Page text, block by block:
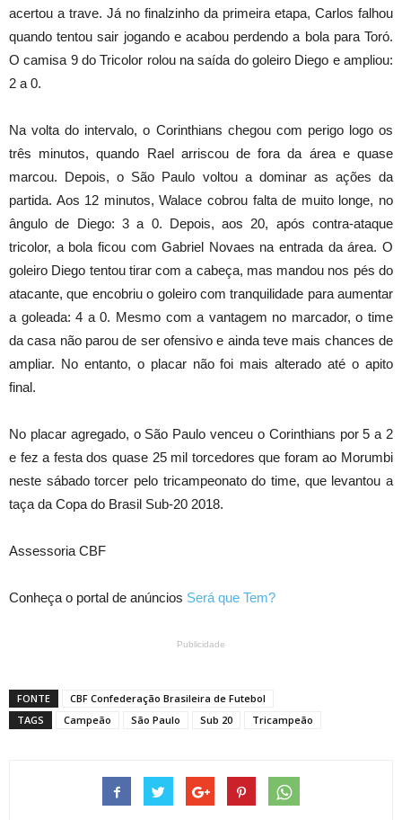
acertou a trave. Já no finalzinho da primeira etapa, Carlos falhou
quando tentou sair jogando e acabou perdendo a bola para Toró.
O camisa 9 do Tricolor rolou na saída do goleiro Diego e ampliou:
2 a 0.
Na volta do intervalo, o Corinthians chegou com perigo logo os
três minutos, quando Rael arriscou de fora da área e quase
marcou. Depois, o São Paulo voltou a dominar as ações da
partida. Aos 12 minutos, Walace cobrou falta de muito longe, no
ângulo de Diego: 3 a 0. Depois, aos 20, após contra-ataque
tricolor, a bola ficou com Gabriel Novaes na entrada da área. O
goleiro Diego tentou tirar com a cabeça, mas mandou nos pés do
atacante, que encobriu o goleiro com tranquilidade para aumentar
a goleada: 4 a 0. Mesmo com a vantagem no marcador, o time
da casa não parou de ser ofensivo e ainda teve mais chances de
ampliar. No entanto, o placar não foi mais alterado até o apito
final.
No placar agregado, o São Paulo venceu o Corinthians por 5 a 2
e fez a festa dos quase 25 mil torcedores que foram ao Morumbi
neste sábado torcer pelo tricampeonato do time, que levantou a
taça da Copa do Brasil Sub-20 2018.
Assessoria CBF
Conheça o portal de anúncios Será que Tem?
Publicidade
FONTE
CBF Confederação Brasileira de Futebol
TAGS
Campeão São Paulo Sub 20 Tricampeão